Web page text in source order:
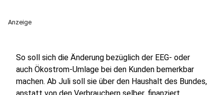
Anzeige
So soll sich die Änderung bezüglich der EEG- oder
auch Ökostrom-Umlage bei den Kunden bemerkbar
machen. Ab Juli soll sie über den Haushalt des Bundes,